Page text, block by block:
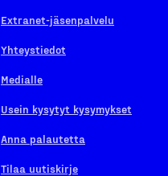
Extranet-jäsenpalvelu
Yhteystiedot
Medialle
Usein kysytyt kysymykset
Anna palautetta
Tilaa uutiskirje